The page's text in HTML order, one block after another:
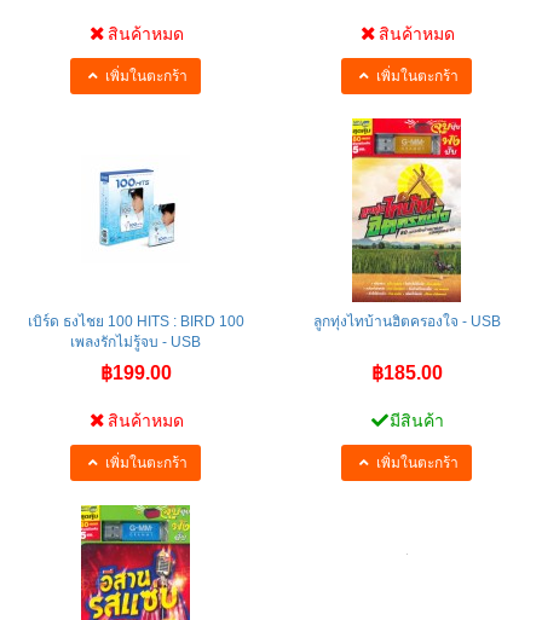
สินค้าหมด
เพิ่มในตะกร้า
สินค้าหมด
เพิ่มในตะกร้า
เบิร์ด ธงไชย 100 HITS : BIRD 100
เพลงรักไม่รู้จบ - USB
฿199.00
สินค้าหมด
เพิ่มในตะกร้า
ลูกทุ่งไทบ้านฮิตครองใจ - USB
฿185.00
มีสินค้า
เพิ่มในตะกร้า